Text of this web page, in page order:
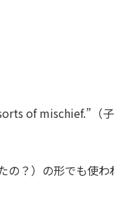
of mischief.”（子
？）の形でも使わ